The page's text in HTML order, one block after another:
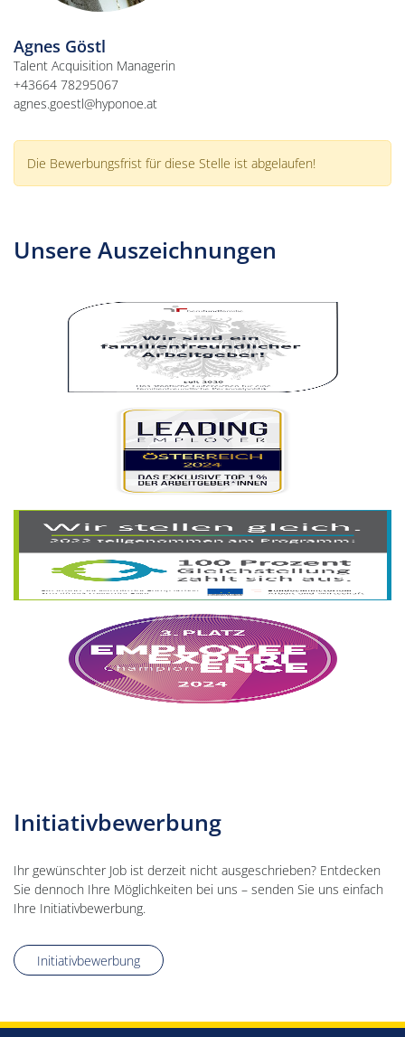
Agnes Göstl
Talent Acquisition Managerin
+43664 78295067
agnes.goestl@hyponoe.at
Die Bewerbungsfrist für diese Stelle ist abgelaufen!
Unsere Auszeichnungen
Initiativbewerbung
Ihr gewünschter Job ist derzeit nicht ausgeschrieben? Entdecken
Sie dennoch Ihre Möglichkeiten bei uns – senden Sie uns einfach
Ihre Initiativbewerbung.
Initiativbewerbung